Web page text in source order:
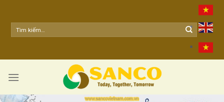
content